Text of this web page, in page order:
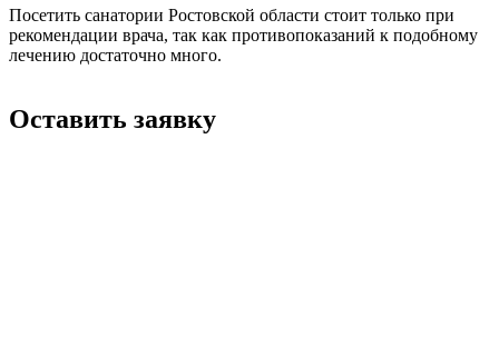
Посетить санатории Ростовской области стоит только при
рекомендации врача, так как противопоказаний к подобному
лечению достаточно много.
Оставить заявку